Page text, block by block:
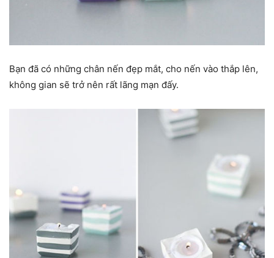
Bạn đã có những chân nến đẹp mắt, cho nến vào thắp lên,
không gian sẽ trở nên rất lãng mạn đấy.